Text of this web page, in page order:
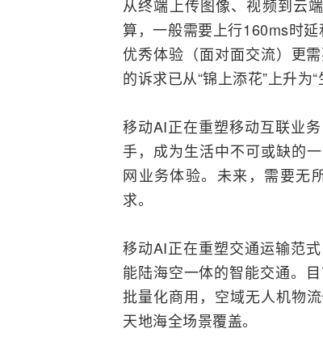
从终端上传图像、视频到云
算，一般需要上行160ms时
优秀体验（面对面交流）更
的诉求已从“锦上添花”上升为“
移动AI正在重塑移动互联业
手，成为生活中不可或缺的
网业务体验。未来，需要无
求。
移动AI正在重塑交通运输范
能陆海空一体的智能交通。
批量化商用，空域无人机物
天地海全场景覆盖。